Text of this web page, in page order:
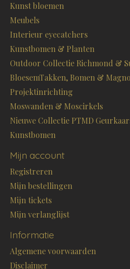
Kunst bloemen
Meubels
Interieur eyecatchers
Kunstbomen & Planten
Outdoor Collectie Richmond &
BloesemTakken, Bomen &
Projektinrichting
Moswanden & Moscirkels
Nieuwe Collectie PTMD
Kunstbomen
Mijn account
Registreren
Mijn bestellingen
Mijn tickets
Mijn verlanglijst
Informatie
Algemene voorwaarden
Disclaimer